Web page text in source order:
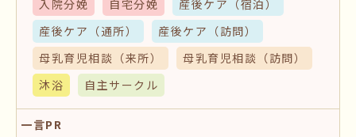
入院分娩 自宅分娩 産後ケア （宿泊）
産後ケア （通所） 産後ケア （訪問）
母乳育児相談 （来所） 母乳育児相談 （訪問）
沐浴
自主サークル
一言PR